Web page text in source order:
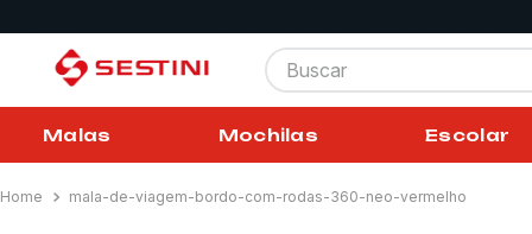
Buscar
Malas Mochilas Escolar
mala-de-viagem-bordo-com-rodas-360-neo-vermelho